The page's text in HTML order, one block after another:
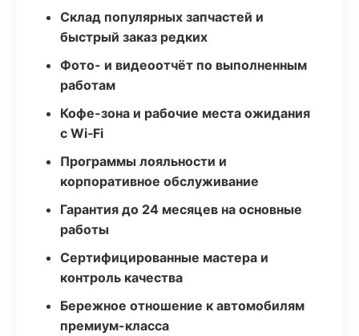
Склад популярных запчастей и
быстрый заказ редких
Фото- и видеоотчёт по выполненным
работам
Кофе-зона и рабочие места ожидания
с Wi‑Fi
Программы лояльности и
корпоративное обслуживание
Гарантия до 24 месяцев на основные
работы
Сертифицированные мастера и
контроль качества
Бережное отношение к автомобилям
премиум-класса